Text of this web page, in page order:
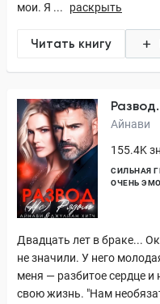
мои. Я ...
раскрыть
Читать книгу
Айнави
155.4K
СИЛЬНАЯ
ОЧЕНЬ
Двадцать лет в браке...
не значили. У него
меня — разбитое сердце и
свою жизнь. "Нам